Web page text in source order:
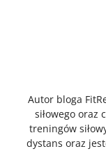
Autor bloga
siłowego oraz
treningów
dystans oraz